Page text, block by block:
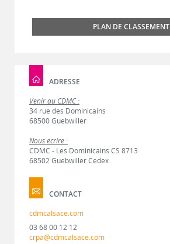
PLAN DE CLASSEMENT
ADRESSE
Venir au CDMC :
34 rue des Dominicains
68500 Guebwiller
Nous écrire :
CDMC - Les Dominicains CS 8713
68502 Guebwiller Cedex
CONTACT
cdmcalsace.com
03 68 00 12 12
crpa@cdmcalsace.com